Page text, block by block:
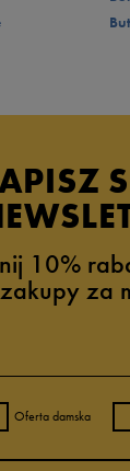
10%
zakupy za
Oferta damska